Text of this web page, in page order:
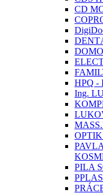
CD
HPQ -
Ing.
PILA